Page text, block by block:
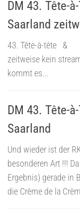
DM 43. Tête-
Saarland
43. Tête-à-
zeitweise kein
kommt es...
DM 43. Tête-
Saarland
Und wieder ist der
besonderen Art !!!
Ergebnis) gerade in
die Crème de la